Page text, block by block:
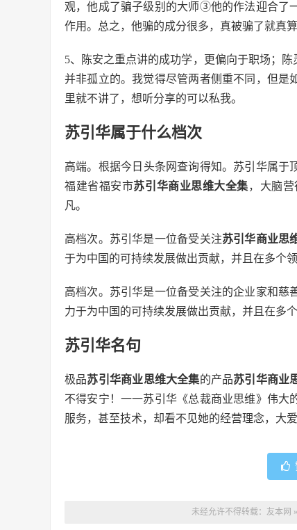
观，他成了骗子级别的大师③他的作法迎合了
作用。总之，他骗的成分很多，真被骗了就真
5、陈安之重点讲的成功学，更偏向于职场；
并非孤立的。我觉得尽管两者侧重不同，但是
里就不讲了，想听分享的可以私我。
苏引华属于什么档次
高端。根据今日头条网查询得知。苏引华属于
福建省福安市苏引华商业思维大全集，大脑
凡。
高档次。苏引华是一位备受关注苏引华商业思
于为中国的可持续发展做出贡献，并且在多个
高档次。苏引华是一位备受关注的企业家和慈
力于为中国的可持续发展做出贡献，并且在多
苏引华名句
极品苏引华商业思维大全集的产品苏引华商业
不得安宁！一一苏引华《总裁商业思维》伟大
服务，甚至技术，却看不见她的经营理念，大
未经允许不得转载： 友本网 »